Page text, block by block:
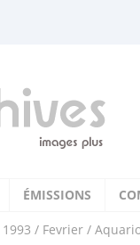
ÉMISSIONS
1993 / Fevrier /